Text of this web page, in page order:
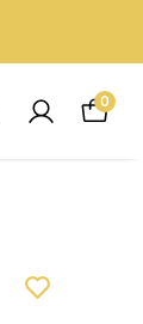
0